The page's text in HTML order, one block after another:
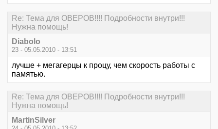
Re: Тема для ОВЕРОВ!!!! Подробности внутри!!!
Нужна помощь!
Diabolo
23 - 05.05.2010 - 13:51
лучше + мегагерцы к процу, чем скорость работы с
памятью.
Re: Тема для ОВЕРОВ!!!! Подробности внутри!!!
Нужна помощь!
MartinSilver